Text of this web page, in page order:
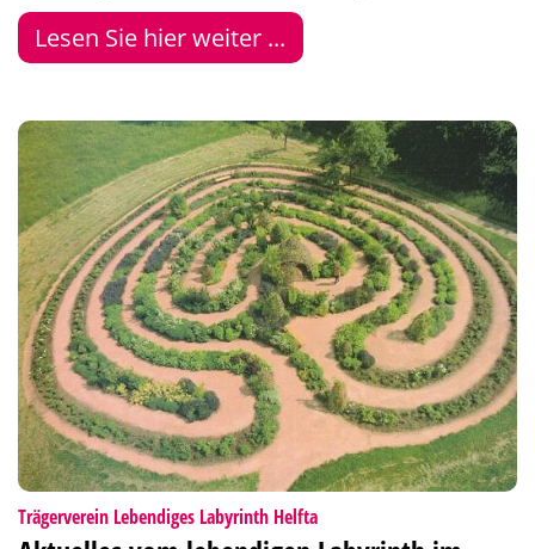
Lesen Sie hier weiter ...
Trägerverein Lebendiges Labyrinth Helfta: